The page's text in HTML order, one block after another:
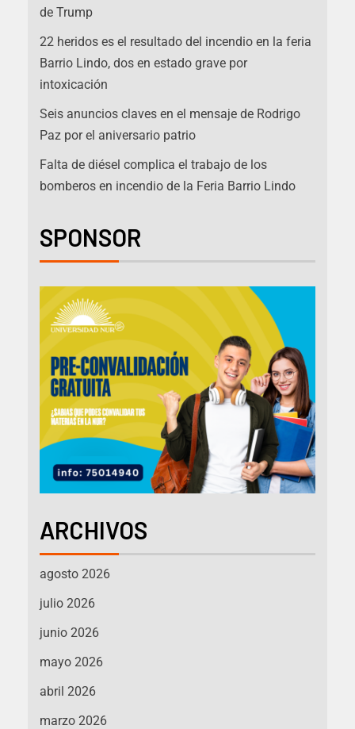
de Trump
22 heridos es el resultado del incendio en la feria
Barrio Lindo, dos en estado grave por
intoxicación
Seis anuncios claves en el mensaje de Rodrigo
Paz por el aniversario patrio
Falta de diésel complica el trabajo de los
bomberos en incendio de la Feria Barrio Lindo
SPONSOR
ARCHIVOS
agosto 2026
julio 2026
junio 2026
mayo 2026
abril 2026
marzo 2026